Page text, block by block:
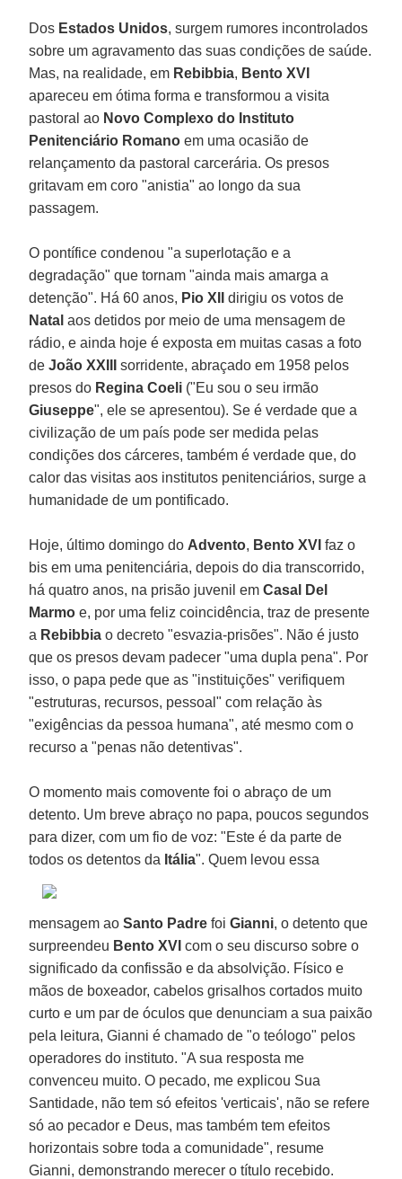
Dos Estados Unidos, surgem rumores incontrolados
sobre um agravamento das suas condições de saúde.
Mas, na realidade, em Rebibbia, Bento XVI
apareceu em ótima forma e transformou a visita
pastoral ao Novo Complexo do Instituto
Penitenciário Romano em uma ocasião de
relançamento da pastoral carcerária. Os presos
gritavam em coro "anistia" ao longo da sua
passagem.
O pontífice condenou "a superlotação e a
degradação" que tornam "ainda mais amarga a
detenção". Há 60 anos, Pio XIIdirigiu os votos de
Natalaos detidos por meio de uma mensagem de
rádio, e ainda hoje é exposta em muitas casas a foto
deJoão XXIIIsorridente, abraçado em 1958 pelos
presos do Regina Coeli ("Eu sou o seu irmão
Giuseppe", ele se apresentou). Se é verdade que a
civilização de um país pode ser medida pelas
condições dos cárceres, também é verdade que, do
calor das visitas aos institutos penitenciários, surge a
humanidade de um pontificado.
Hoje, último domingo do Advento, Bento XVIfaz o
bis em uma penitenciária, depois do dia transcorrido,
há quatro anos, na prisão juvenil emCasal Del
Marmoe, por uma feliz coincidência, traz de presente
a Rebibbiao decreto "esvazia-prisões". Não é justo
que os presos devam padecer "uma dupla pena". Por
isso, o papa pede que as "instituições" verifiquem
"estruturas, recursos, pessoal" com relação às
"exigências da pessoa humana", até mesmo com o
recurso a "penas não detentivas".
O momento mais comovente foi o abraço de um
detento. Um breve abraço no papa, poucos segundos
para dizer, com um fio de voz: "Este é da parte de
todos os detentos da Itália".Quem levou essa
mensagem aoSanto PadrefoiGianni, o detento que
surpreendeu Bento XVIcom o seu discurso sobre o
significado da confissão e da absolvição. Físico e
mãos de boxeador, cabelos grisalhos cortados muito
curto e um par de óculos que denunciam a sua paixão
pela leitura, Gianni é chamado de "o teólogo" pelos
operadores do instituto. "A sua resposta me
convenceu muito. O pecado, me explicou Sua
Santidade, não tem só efeitos 'verticais', não se refere
só ao pecador e Deus, mas também tem efeitos
horizontais sobre toda a comunidade", resume
Gianni, demonstrando merecer o título recebido.